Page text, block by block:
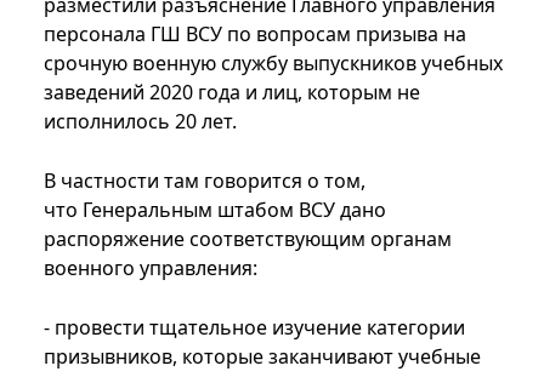
персонала ГШ ВСУ по вопросам призыва на
срочную военную службу выпускников учебных
заведений 2020 года и лиц, которым не
исполнилось 20 лет.
В частности там говорится о том,
что Генеральным штабом ВСУ дано
распоряжение соответствующим органам
военного управления:
- провести тщательное изучение категории
призывников, которые заканчивают учебные